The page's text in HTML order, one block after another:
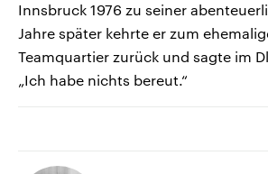
Innsbruck 1976 zu seiner
Jahre später kehrte er zum
Teamquartier zurück und sagte im
„Ich habe nichts bereut.“